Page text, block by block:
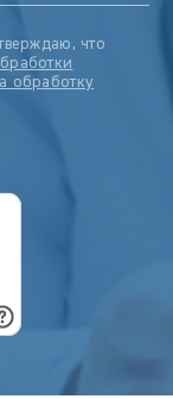
что
обработку